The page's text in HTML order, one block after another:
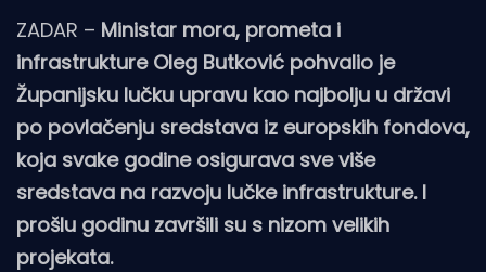
ZADAR – Ministar mora, prometa i
infrastrukture Oleg Butković pohvalio je
Županijsku lučku upravu kao najbolju u državi
po povlačenju sredstava iz europskih fondova,
koja svake godine osigurava sve više
sredstava na razvoju lučke infrastrukture. I
prošlu godinu završili su s nizom velikih
projekata.